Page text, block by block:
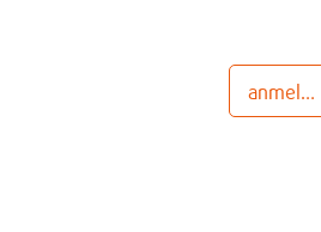
anmelden